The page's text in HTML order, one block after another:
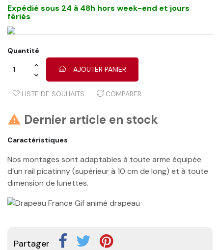
Expédié sous 24 à 48h hors week-end et jours
fériés
Quantité
AJOUTER PANIER
LISTE DE SOUHAITS COMPARER
 Dernier article en stock
Caractéristiques
Nos montages sont adaptables à toute arme équipée
d’un rail picatinny (supérieur à 10 cm de long) et à toute
dimension de lunettes.
Partager